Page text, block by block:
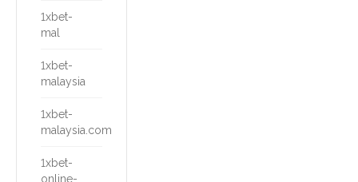
1xbet-
mal
1xbet-
malaysia
1xbet-
malaysia.com
1xbet-
online-